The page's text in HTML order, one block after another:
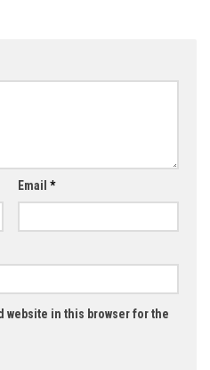
Email *
website in this browser for the